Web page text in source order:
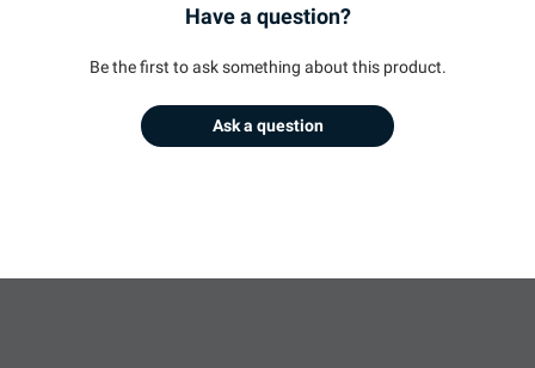
Have a question?
Be the first to ask something about this product.
Ask a question